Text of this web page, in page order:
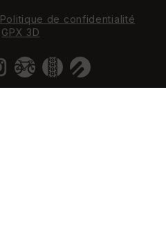
Politique de confidentialité
GPX 3D